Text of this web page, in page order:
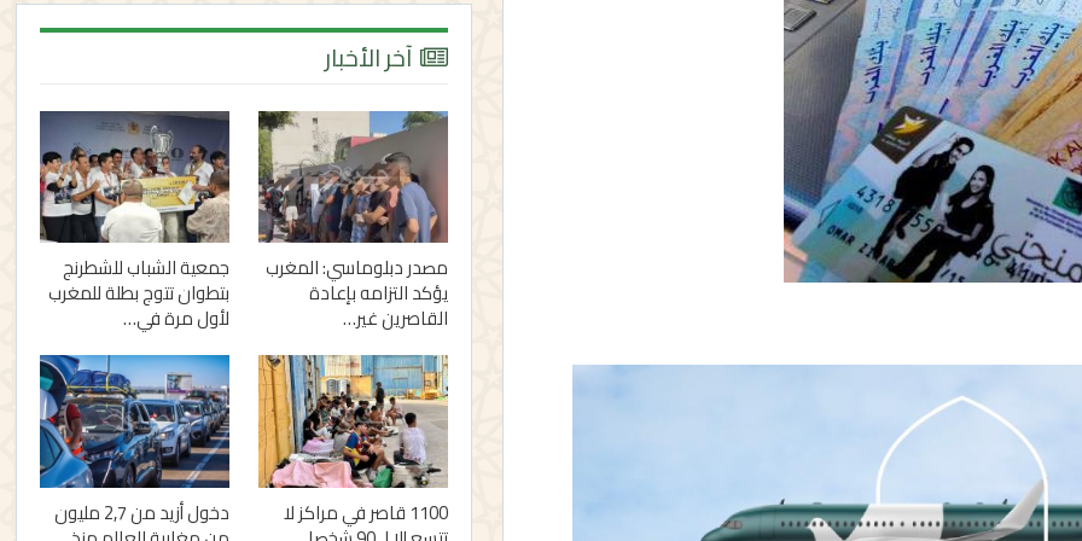
آخر الأخبار
مصدر دبلوماسي: المغرب
يؤكد التزامه بإعادة
القاصرين غير…
جمعية الشباب للشطرنج
بتطوان تتوج بطلة للمغرب
لأول مرة في…
1100 قاصر في مراكز لا دخول أزيد من 2,7 مليون